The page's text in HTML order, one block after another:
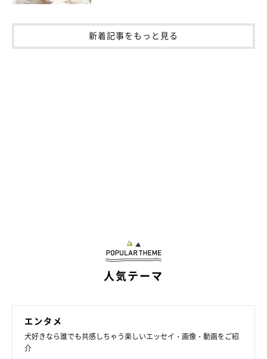
食べるんかい
新着記事をもっと見る
人気テーマ
エンタメ
犬好きなら誰でも共感しちゃう楽しいエッセイ・画像・動画をご紹
介